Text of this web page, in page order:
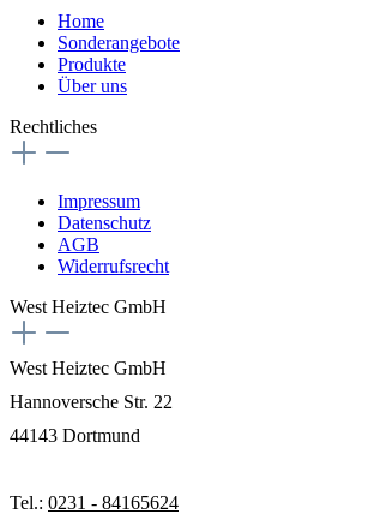
Home
Sonderangebote
Produkte
Über uns
Rechtliches
Impressum
Datenschutz
AGB
Widerrufsrecht
West Heiztec GmbH
West Heiztec GmbH
Hannoversche Str. 22
44143 Dortmund
Tel.: 0231 - 84165624